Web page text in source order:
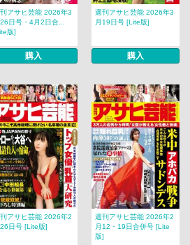
アサヒ芸能 2026年3
26日号・4月2日合...
版]
購入
週刊アサヒ芸能 2026年3
月19日号 [Lite版]
購入
アサヒ芸能 2026年2
26日号 [Lite版]
週刊アサヒ芸能 2026年2
月12・19日合併号 [Lite
版]